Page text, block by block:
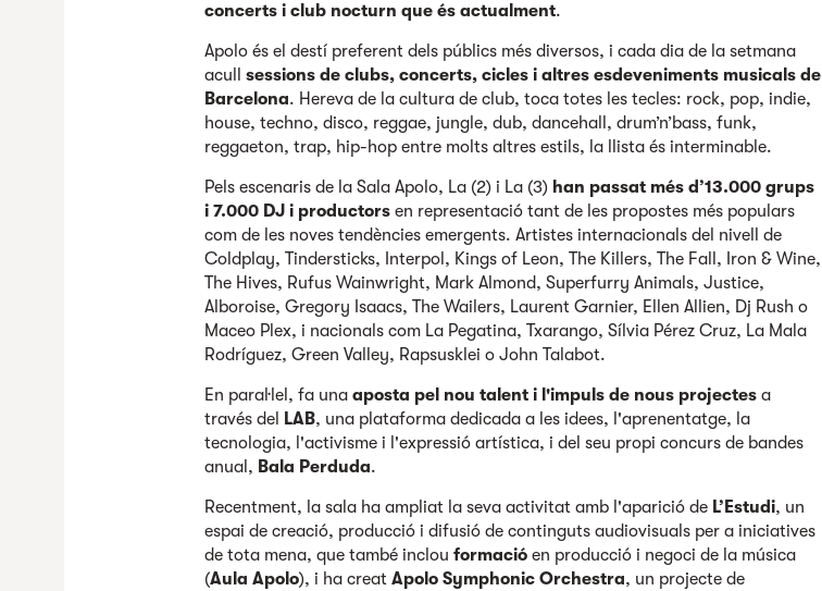
concerts i club nocturn que és actualment.
Apolo és el destí preferent dels públics més diversos, i cada dia de la setmana
acullsessions de clubs, concerts, cicles i altres esdeveniments musicals de
Barcelona. Hereva de la cultura de club, toca totes les tecles: rock, pop, indie,
house, techno, disco, reggae, jungle, dub, dancehall, drum’n’bass, funk,
reggaeton, trap, hip-hop entre molts altres estils, la llista és interminable.
Pels escenaris de la Sala Apolo, La (2) i La (3) han passat més d’13.000 grups
i 7.000 DJ i productors en representació tant de les propostes més populars
com de les noves tendències emergents. Artistes internacionals del nivell de
Coldplay, Tindersticks, Interpol, Kings of Leon, The Killers, The Fall, Iron & Wine,
The Hives, Rufus Wainwright, Mark Almond, Superfurry Animals, Justice,
Alboroise, Gregory Isaacs, The Wailers, Laurent Garnier, Ellen Allien, Dj Rush o
Maceo Plex, i nacionals com La Pegatina, Txarango, Sílvia Pérez Cruz, La Mala
Rodríguez, Green Valley, Rapsusklei o John Talabot.
En paral·lel, fa unaaposta pel nou talent i l'impuls de nous projectes a
través del
LAB, una plataforma dedicada a les idees, l'aprenentatge, la
tecnologia, l'activisme i l'expressió artística, i del seu propi concurs de bandes
anual, Bala Perduda.
Recentment, la sala ha ampliat la seva activitat amb l'aparició de L’Estudi, un
espai de creació, producció i difusió de continguts audiovisuals per a iniciatives
de tota mena, que també inclouformació en producció i negoci de la música
(Aula Apolo), i ha creatApolo Symphonic Orchestra, un projecte de